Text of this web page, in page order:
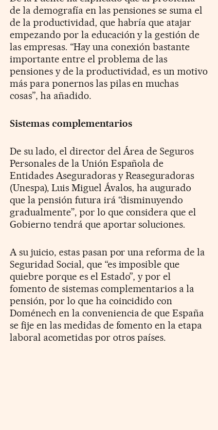
de la demografía en las pensiones se suma el
de la productividad, que habría que atajar
empezando por la educación y la gestión de
las empresas. “Hay una conexión bastante
importante entre el problema de las
pensiones y de la productividad, es un motivo
más para ponernos las pilas en muchas
cosas”, ha añadido.
Sistemas complementarios
De su lado, el director del Área de Seguros
Personales de la Unión Española de
Entidades Aseguradoras y Reaseguradoras
(Unespa), Luis Miguel Ávalos, ha augurado
que la pensión futura irá “disminuyendo
gradualmente”, por lo que considera que el
Gobierno tendrá que aportar soluciones.
A su juicio, estas pasan por una reforma de la
Seguridad Social, que “es imposible que
quiebre porque es el Estado”, y por el
fomento de sistemas complementarios a la
pensión, por lo que ha coincidido con
Doménech en la conveniencia de que España
se fije en las medidas de fomento en la etapa
laboral acometidas por otros países.